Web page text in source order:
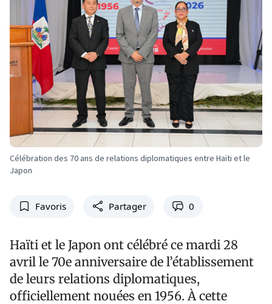
Célébration des 70 ans de relations diplomatiques entre Haïti et le
Japon
Favoris Partager 0
Haïti et le Japon ont célébré ce mardi 28
avril le 70e anniversaire de l’établissement
de leurs relations diplomatiques,
officiellement nouées en 1956. À cette